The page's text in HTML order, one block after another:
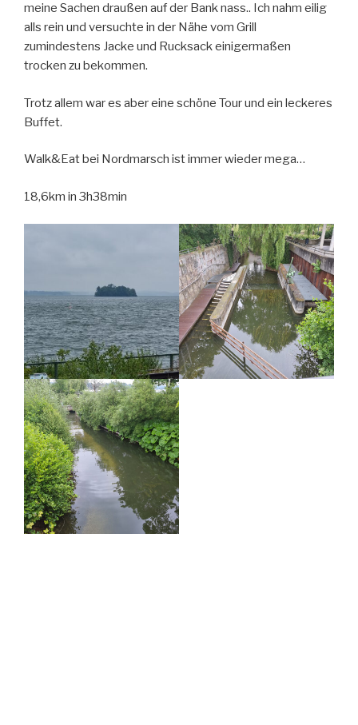
meine Sachen draußen auf der Bank nass.. Ich nahm eilig
alls rein und versuchte in der Nähe vom Grill
zumindestens Jacke und Rucksack einigermaßen
trocken zu bekommen.
Trotz allem war es aber eine schöne Tour und ein leckeres
Buffet.
Walk&Eat bei Nordmarsch ist immer wieder mega…
18,6km in 3h38min